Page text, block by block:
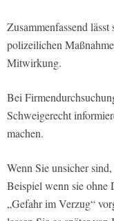
Zusammenfassend
polizeilichen
Mitwirkung.
Bei
Schweigerecht
machen.
Wenn Sie unsicher
Beispiel wenn sie ohne
„Gefahr im Verzug“